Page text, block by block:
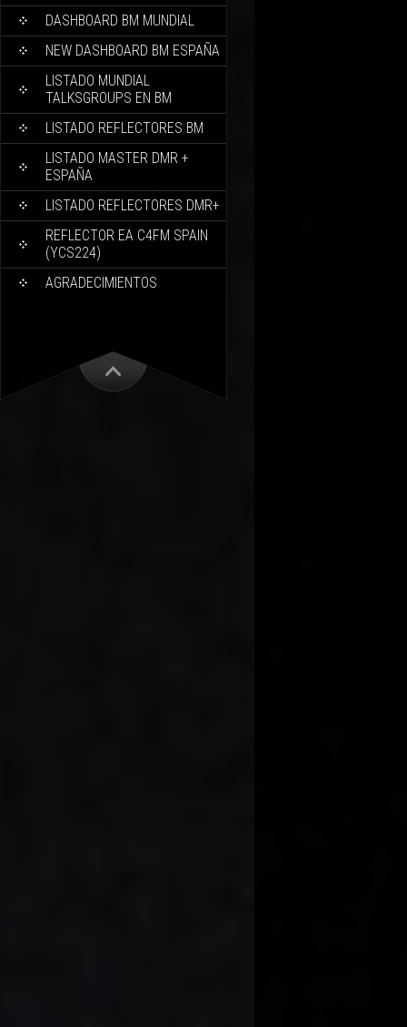
DASHBOARD BM MUNDIAL
NEW DASHBOARD BM ESPAÑA
LISTADO MUNDIAL
TALKSGROUPS EN BM
LISTADO REFLECTORES BM
LISTADO MASTER DMR +
ESPAÑA
LISTADO REFLECTORES DMR+
REFLECTOR EA C4FM SPAIN
(YCS224)
AGRADECIMIENTOS